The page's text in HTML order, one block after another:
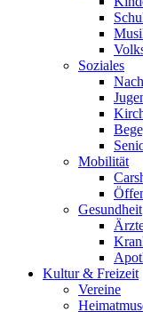
Soziales
Mobilität
Gesundheit
Kultur & Freizeit
Vereine